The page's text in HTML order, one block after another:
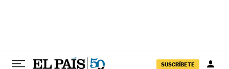
SUSCRÍBETE